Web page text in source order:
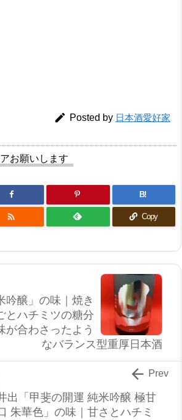
 Posted by 日本酒愛好家
お願いします
B!
 Copy
醸」の味｜焼き
とハチミツの糖分
が合わさったよう
なバランス型重厚日本酒
出「甲斐の開運 純米吟醸 極甘
朱華色」の味｜甘さとハチミ
 Prev